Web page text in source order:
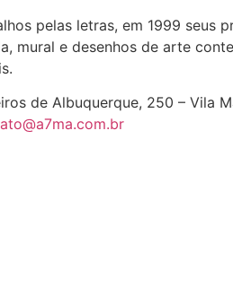
pelas letras, em 1999 seus
mural e desenhos de arte
de Albuquerque, 250 – Vila